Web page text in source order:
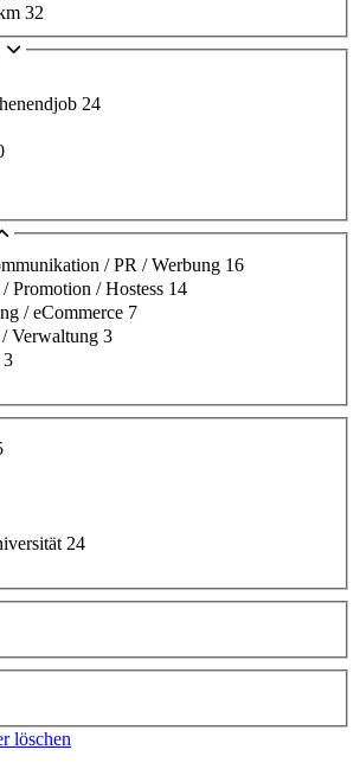
32
24
/ PR / Werbung 16
Promotion / Hostess 14
/ eCommerce 7
Verwaltung 3
3
24
löschen